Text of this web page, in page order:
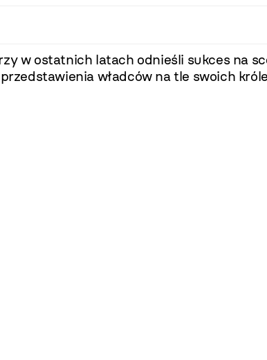
w ostatnich latach odnieśli sukces na
władców na tle swoich